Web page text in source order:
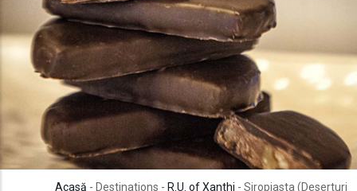
Acasă - Destinations - R.U. of Xanthi - Siropiasta (Deserturi